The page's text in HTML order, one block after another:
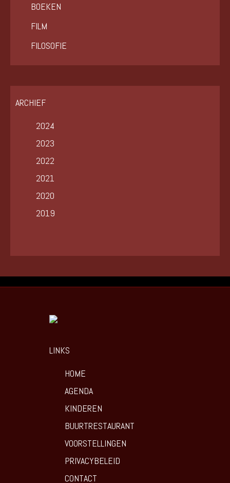
BOEKEN
FILM
FILOSOFIE
ARCHIEF
2024
2023
2022
2021
2020
2019
LINKS
HOME
AGENDA
KINDEREN
BUURTRESTAURANT
VOORSTELLINGEN
PRIVACYBELEID
CONTACT